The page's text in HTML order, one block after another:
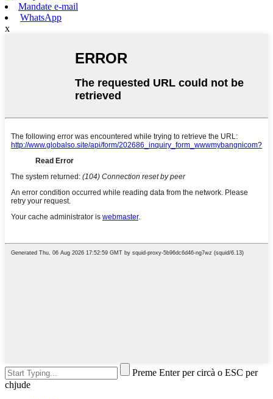
Mandate e-mail
WhatsApp
x
Preme Enter per circà o ESC per
chjude